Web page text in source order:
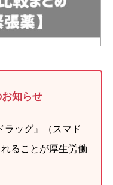
知らせ
ラッグ』（スマド
ることが厚生労働